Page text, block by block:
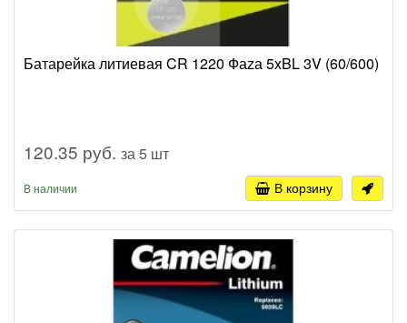
Батарейка литиевая CR 1220 Фаzа 5xBL 3V (60/600)
120.35 руб. за 5 шт
В наличии В корзину